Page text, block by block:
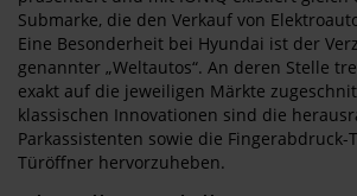
Submarke, die den Verkauf von
Eine Besonderheit bei Hyundai ist der
genannter „Weltautos“. An deren Stelle
exakt auf die jeweiligen Märkte
klassischen Innovationen sind die
Parkassistenten sowie die Fingerabdruck-
Türöffner hervorzuheben.